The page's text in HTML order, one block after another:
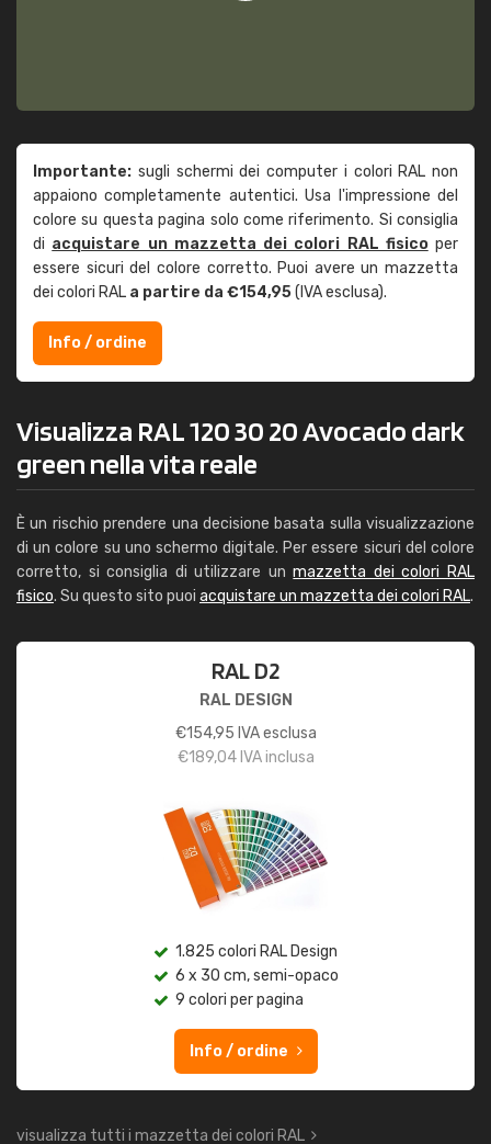
Importante: sugli schermi dei computer i colori RAL non
appaiono completamente autentici. Usa l'impressione del
colore su questa pagina solo come riferimento. Si consiglia
di acquistare un mazzetta dei colori RAL fisicoper
essere sicuri del colore corretto. Puoi avere un mazzetta
dei colori RAL a partire da €154,95(IVA esclusa).
Info / ordine
Visualizza RAL 120 30 20 Avocado dark
green nella vita reale
È un rischio prendere una decisione basata sulla visualizzazione
di un colore su uno schermo digitale. Per essere sicuri del colore
corretto, si consiglia di utilizzare unmazzetta dei colori RAL
fisico. Su questo sito puoi acquistare un mazzetta dei colori RAL.
RAL D2
RAL DESIGN
€154,95 IVA esclusa
€189,04IVA inclusa
1.825 colori RAL Design
6 x 30 cm, semi-opaco
9 colori per pagina
Info / ordine
visualizza tutti i mazzetta dei colori RAL